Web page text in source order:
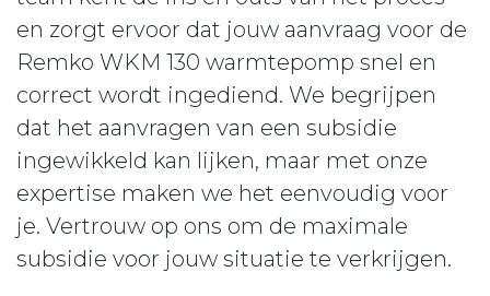
en zorgt ervoor dat jouw aanvraag voor de
Remko WKM 130 warmtepomp snel en
correct wordt ingediend. We begrijpen
dat het aanvragen van een subsidie
ingewikkeld kan lijken, maar met onze
expertise maken we het eenvoudig voor
je. Vertrouw op ons om de maximale
subsidie voor jouw situatie te verkrijgen.